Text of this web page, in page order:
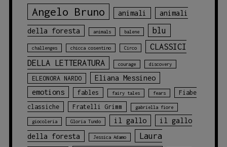
Angelo Bruno animali animali
della foresta animals balene blu
challenges chicca cosentino Circo
CLASSICI
DELLA LETTERATURA
courage discovery
ELEONORA NARDO
Eliana Messineo
emotions
fables fairy tales fears
Fiabe
classiche
Fratelli Grimm gabriella fiore
giocoleria Gloria Tundo il gallo
il gallo
della foresta
Jessica Adamo
Laura